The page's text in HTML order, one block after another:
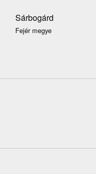
Sárbogárd
Fejér megye